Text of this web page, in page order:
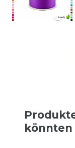
könnten